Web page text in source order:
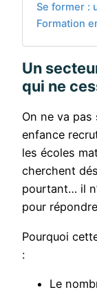
Se former :
Formation
Un
qui ne
On ne va
enfance
les écoles
cherchent
pourtant… il
pour
Pourquoi
:
Le